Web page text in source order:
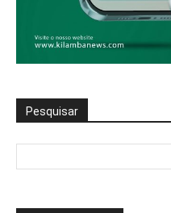
Pesquisar